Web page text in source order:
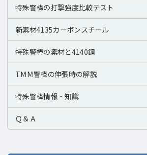
特殊警棒の打撃強度比較テスト
新素材4135カーボンスチール
特殊警棒の素材と4140鋼
TMM警棒の伸張時の解説
特殊警棒情報・知識
Ｑ＆Ａ